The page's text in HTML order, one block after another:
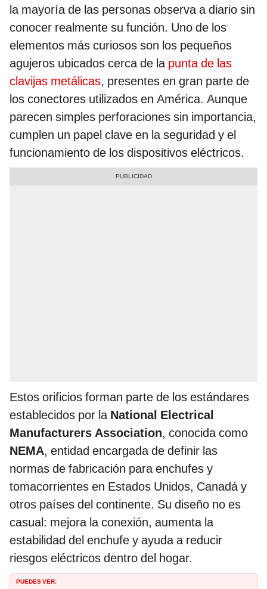
la mayoría de las personas observa a diario sin
conocer realmente su función. Uno de los
elementos más curiosos son los pequeños
agujeros ubicados cerca de la punta de las
clavijas metálicas, presentes en gran parte de
los conectores utilizados en América. Aunque
parecen simples perforaciones sin importancia,
cumplen un papel clave en la seguridad y el
funcionamiento de los dispositivos eléctricos.
Estos orificios forman parte de los estándares
establecidos por la National Electrical
Manufacturers Association, conocida como
NEMA, entidad encargada de definir las
normas de fabricación para enchufes y
tomacorrientes en Estados Unidos, Canadá y
otros países del continente. Su diseño no es
casual: mejora la conexión, aumenta la
estabilidad del enchufe y ayuda a reducir
riesgos eléctricos dentro del hogar.
PUEDES VER: